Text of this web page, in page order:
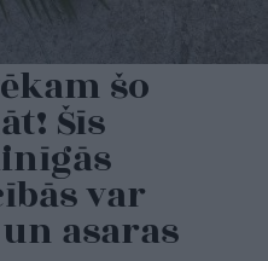
šo
Šīs
var
asaras